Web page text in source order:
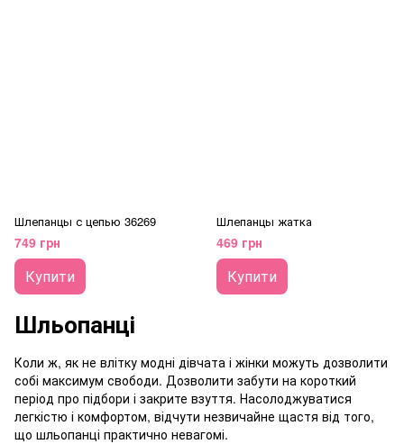
Шлепанцы с цепью 36269
749 грн
Купити
Шлепанцы жатка
469 грн
Купити
Шльопанці
Коли ж, як не влітку модні дівчата і жінки можуть дозволити
собі максимум свободи. Дозволити забути на короткий
період про підбори і закрите взуття. Насолоджуватися
легкістю і комфортом, відчути незвичайне щастя від того,
що шльопанці практично невагомі.